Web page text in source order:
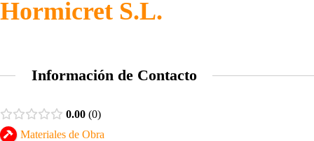
Hormicret S.L.
Información de Contacto
0.00 0
Materiales de Obra